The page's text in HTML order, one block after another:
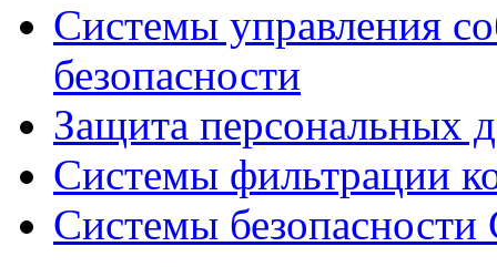
Системы управления
безопасности
Защита персональных
Системы фильтрации
Системы безопасности